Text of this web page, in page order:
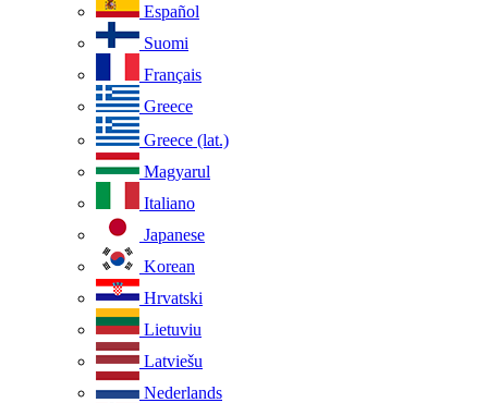
Español
Suomi
Français
Greece
Greece (lat.)
Magyarul
Italiano
Japanese
Korean
Hrvatski
Lietuviu
Latviešu
Nederlands